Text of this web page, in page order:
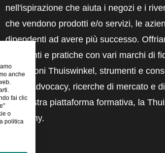
nell'ispirazione che aiuta i negozi e i
che vendono prodotti e/o servizi, le
dipendenti ad avere più successo.
pertinenti e pratiche con vari marchi di
recensioni Thuiswinkel, strumenti e
legali, advocacy, ricerche di mercato e
una nostra piattaforma formativa, la
Academy.
anche
fai clic
o
politica